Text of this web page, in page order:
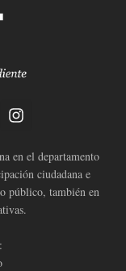
en el departamento
ciudadana e
público, también en